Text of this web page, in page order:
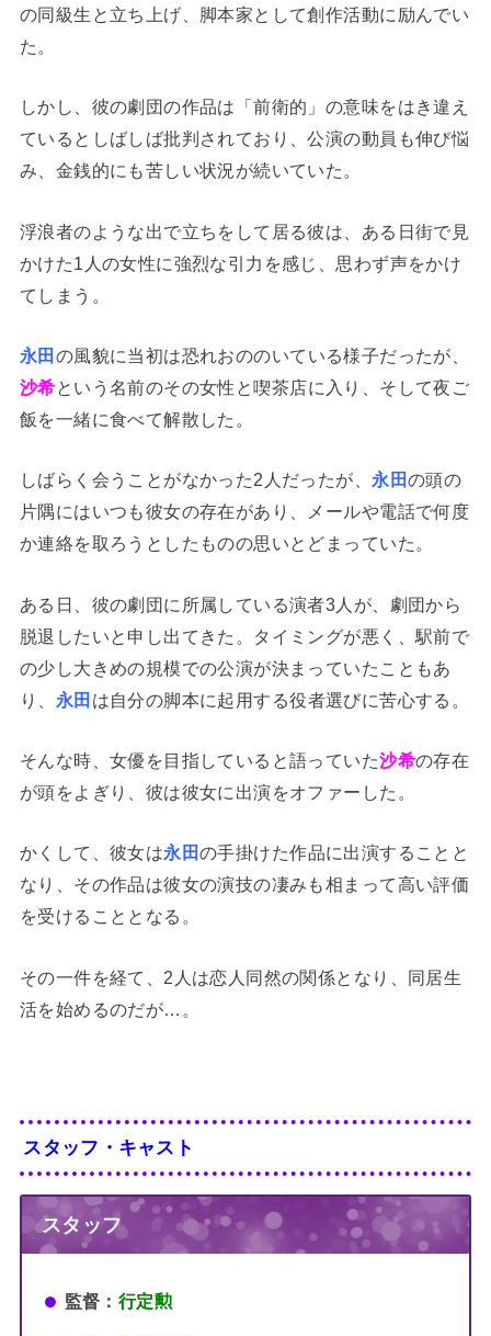
の同級生と立ち上げ、脚本家として創作活動に励んでい
た。
しかし、彼の劇団の作品は「前衛的」の意味をはき違え
ているとしばしば批判されており、公演の動員も伸び悩
み、金銭的にも苦しい状況が続いていた。
浮浪者のような出で立ちをして居る彼は、ある日街で見
かけた1人の女性に強烈な引力を感じ、思わず声をかけ
てしまう。
永田 の風貌に当初は恐れおののいている様子だったが、
沙希という名前のその女性と喫茶店に入り、そして夜ご
飯を一緒に食べて解散した。
しばらく会うことがなかった2人だったが、 永田の頭の
片隅にはいつも彼女の存在があり、メールや電話で何度
か連絡を取ろうとしたものの思いとどまっていた。
ある日、彼の劇団に所属している演者3人が、劇団から
脱退したいと申し出てきた。タイミングが悪く、駅前で
の少し大きめの規模での公演が決まっていたこともあ
り、 永田 は自分の脚本に起用する役者選びに苦心する。
そんな時、女優を目指していると語っていた沙希の存在
が頭をよぎり、彼は彼女に出演をオファーした。
かくして、彼女は永田の手掛けた作品に出演することと
なり、その作品は彼女の演技の凄みも相まって高い評価
を受けることとなる。
その一件を経て、2人は恋人同然の関係となり、同居生
活を始めるのだが…。
スタッフ・キャスト
スタッフ
監督： 行定勲